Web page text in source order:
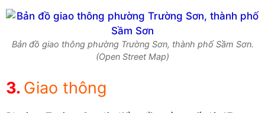
Bản đồ giao thông phường Trường Sơn, thành phố Sầm Sơn.
(Open Street Map)
Giao thông